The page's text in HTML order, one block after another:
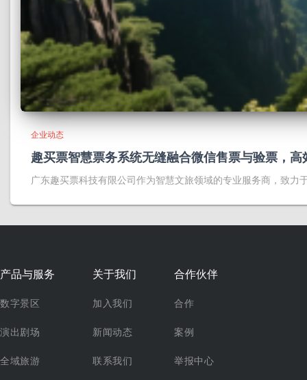
企业动态
趣买票智慧票务系统无缝融合微信售票与验票，
广东趣买票科技有限公司作为智慧文旅领域的专业服务商，致力
产品与服务
数字景区
演出剧场
全域旅游
关于我们
加入我们
新闻动态
联系我们
合作伙伴
合作
案例
举报中心